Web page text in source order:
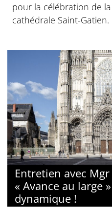
pour la célébration de
cathédrale Saint-Gatien.
Entretien avec
« Avance au large
dynamique !